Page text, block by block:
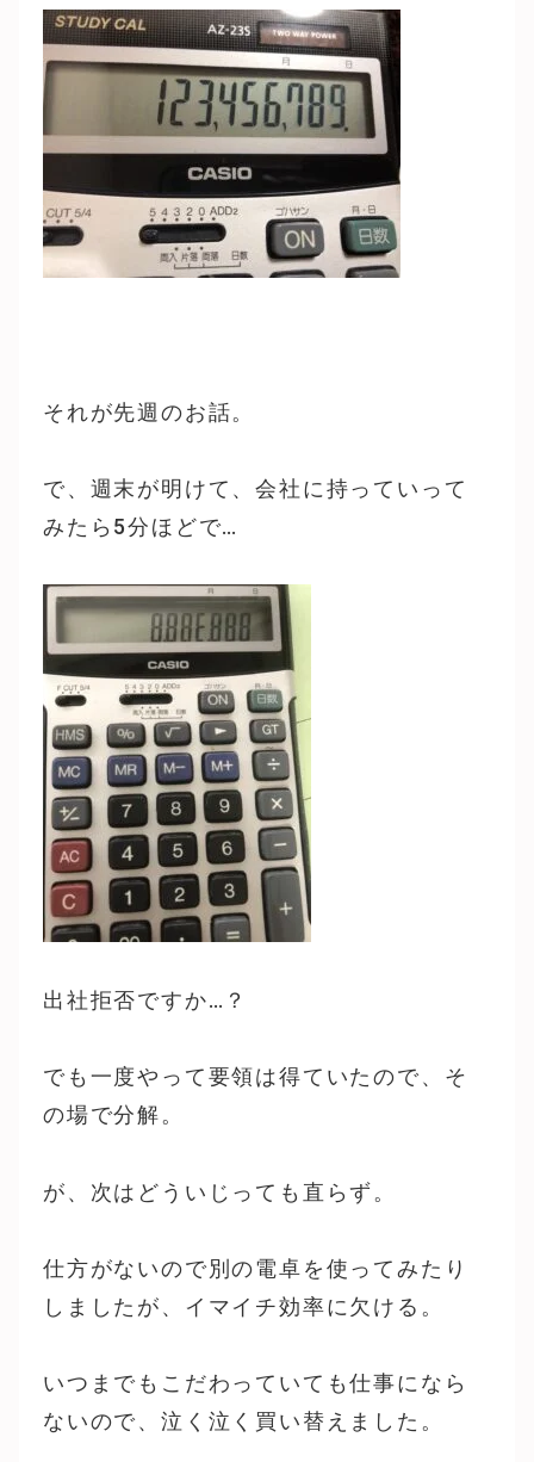
それが先週のお話。
で、週末が明けて、会社に持っていって
みたら5分ほどで…
出社拒否ですか…？
でも一度やって要領は得ていたので、そ
の場で分解。
が、次はどういじっても直らず。
仕方がないので別の電卓を使ってみたり
しましたが、イマイチ効率に欠ける。
いつまでもこだわっていても仕事になら
ないので、泣く泣く買い替えました。